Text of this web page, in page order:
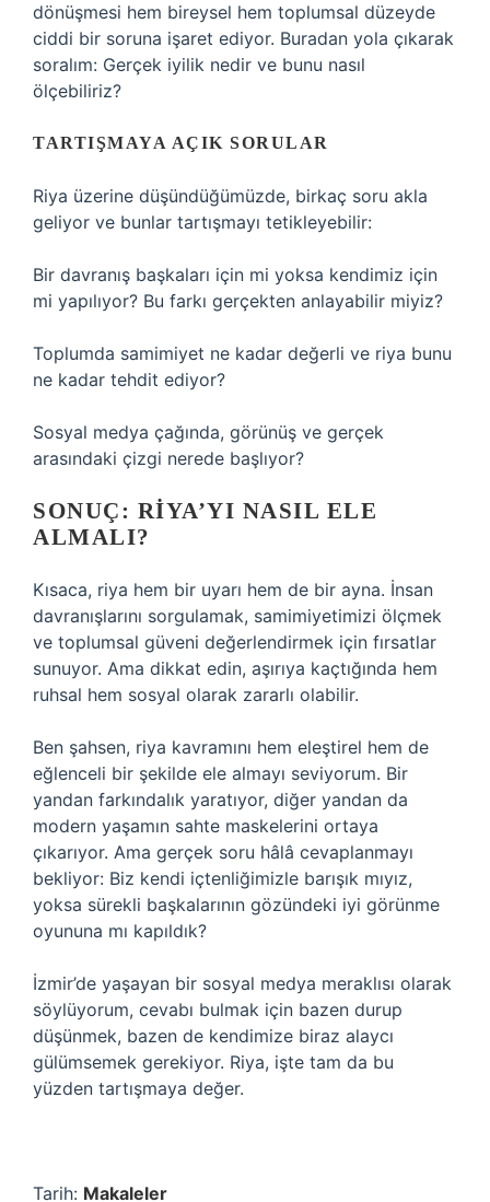
dönüşmesi hem bireysel hem toplumsal düzeyde
ciddi bir soruna işaret ediyor. Buradan yola çıkarak
soralım: Gerçek iyilik nedir ve bunu nasıl
ölçebiliriz?
TARTIŞMAYA AÇIK SORULAR
Riya üzerine düşündüğümüzde, birkaç soru akla
geliyor ve bunlar tartışmayı tetikleyebilir:
Bir davranış başkaları için mi yoksa kendimiz için
mi yapılıyor? Bu farkı gerçekten anlayabilir miyiz?
Toplumda samimiyet ne kadar değerli ve riya bunu
ne kadar tehdit ediyor?
Sosyal medya çağında, görünüş ve gerçek
arasındaki çizgi nerede başlıyor?
SONUÇ: RIYA’YI NASIL ELE
ALMALI?
Kısaca, riya hem bir uyarı hem de bir ayna. İnsan
davranışlarını sorgulamak, samimiyetimizi ölçmek
ve toplumsal güveni değerlendirmek için fırsatlar
sunuyor. Ama dikkat edin, aşırıya kaçtığında hem
ruhsal hem sosyal olarak zararlı olabilir.
Ben şahsen, riya kavramını hem eleştirel hem de
eğlenceli bir şekilde ele almayı seviyorum. Bir
yandan farkındalık yaratıyor, diğer yandan da
modern yaşamın sahte maskelerini ortaya
çıkarıyor. Ama gerçek soru hâlâ cevaplanmayı
bekliyor: Biz kendi içtenliğimizle barışık mıyız,
yoksa sürekli başkalarının gözündeki iyi görünme
oyununa mı kapıldık?
İzmir’de yaşayan bir sosyal medya meraklısı olarak
söylüyorum, cevabı bulmak için bazen durup
düşünmek, bazen de kendimize biraz alaycı
gülümsemek gerekiyor. Riya, işte tam da bu
yüzden tartışmaya değer.
Tarih: Makaleler